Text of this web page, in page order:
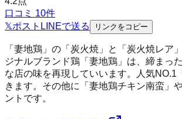
口コミ 10件
𝕏ポスト LINEで送る リンクをコピー
「妻地鶏」の「炭火焼」と「炭火焼レ
ジナルブランド鶏「妻地鶏」は、締まっ
な店の味を再現していいます。人気
きます。その他に「妻地鶏チキン南蛮」
ントです。